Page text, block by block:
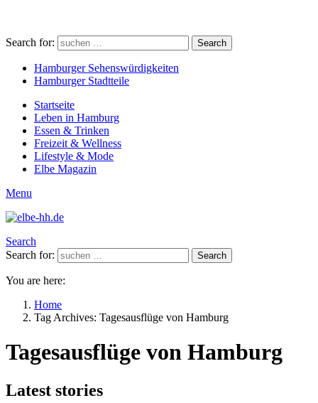
Search for: Search
Hamburger Sehenswürdigkeiten
Hamburger Stadtteile
Startseite
Leben in Hamburg
Essen & Trinken
Freizeit & Wellness
Lifestyle & Mode
Elbe Magazin
Menu
Search
Search for:
Search
You are here:
Home
Tag Archives: Tagesausflüge von Hamburg
Tagesausflüge von Hamburg
Latest stories